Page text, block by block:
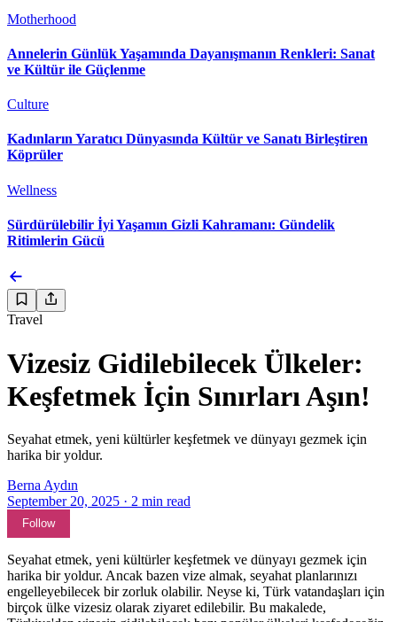
Motherhood
Annelerin Günlük Yaşamında Dayanışmanın Renkleri: Sanat
ve Kültür ile Güçlenme
Culture
Kadınların Yaratıcı Dünyasında Kültür ve Sanatı Birleştiren
Köprüler
Wellness
Sürdürülebilir İyi Yaşamın Gizli Kahramanı: Gündelik
Ritimlerin Gücü
Travel
Vizesiz Gidilebilecek Ülkeler:
Keşfetmek İçin Sınırları Aşın!
Seyahat etmek, yeni kültürler keşfetmek ve dünyayı gezmek için
harika bir yoldur.
Berna Aydın
September 20, 2025 · 2 min read
Follow
Seyahat etmek, yeni kültürler keşfetmek ve dünyayı gezmek için
harika bir yoldur. Ancak bazen vize almak, seyahat planlarınızı
engelleyebilecek bir zorluk olabilir. Neyse ki, Türk vatandaşları için
birçok ülke vizesiz olarak ziyaret edilebilir. Bu makalede,